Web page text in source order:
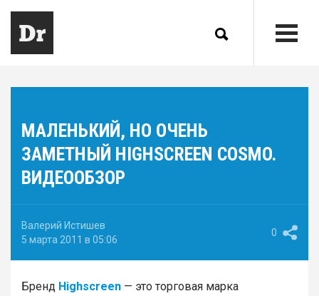
МАЛЕНЬКИЙ, НО ОЧЕНЬ
ЗАМЕТНЫЙ HIGHSCREEN COSMO.
ВИДЕООБЗОР
Валерий Истишев
5 марта 2011 в 05:06
0
Бренд Highscreen — это торговая марка